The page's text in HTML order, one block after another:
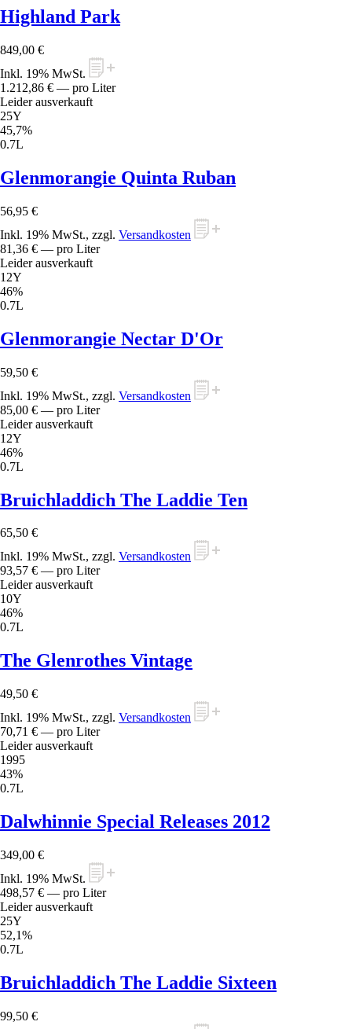
Highland Park
849,00 €
Inkl. 19% MwSt.
1.212,86 € — pro Liter
Leider ausverkauft
25Y
45,7%
0.7L
Glenmorangie Quinta Ruban
56,95 €
Inkl. 19% MwSt., zzgl. Versandkosten
81,36 € — pro Liter
Leider ausverkauft
12Y
46%
0.7L
Glenmorangie Nectar D'Or
59,50 €
Inkl. 19% MwSt., zzgl. Versandkosten
85,00 € — pro Liter
Leider ausverkauft
12Y
46%
0.7L
Bruichladdich The Laddie Ten
65,50 €
Inkl. 19% MwSt., zzgl. Versandkosten
93,57 € — pro Liter
Leider ausverkauft
10Y
46%
0.7L
The Glenrothes Vintage
49,50 €
Inkl. 19% MwSt., zzgl. Versandkosten
70,71 € — pro Liter
Leider ausverkauft
1995
43%
0.7L
Dalwhinnie Special Releases 2012
349,00 €
Inkl. 19% MwSt.
498,57 € — pro Liter
Leider ausverkauft
25Y
52,1%
0.7L
Bruichladdich The Laddie Sixteen
99,50 €